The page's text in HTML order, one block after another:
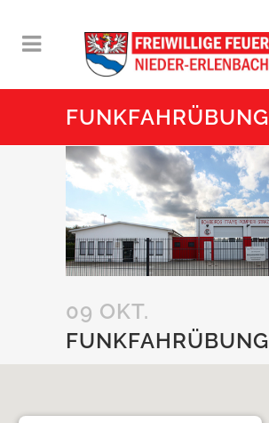
FUNKFAHRÜBUNG
09 OKT.
FUNKFAHRÜBUNG